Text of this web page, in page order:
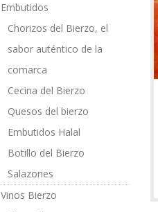
Embutidos
Chorizos del Bierzo, el
sabor auténtico de la
comarca
Cecina del Bierzo
Quesos del bierzo
Embutidos Halal
Botillo del Bierzo
Salazones
Vinos Bierzo